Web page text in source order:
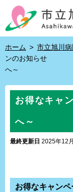
ホーム > 市立旭川病
ンのお知ら
へ～
お得なキ
～協会
へ～
最終更新日 2025年12
お得なキャン